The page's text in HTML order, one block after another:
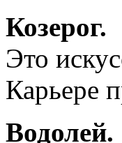
Козерог.
Это
Карьере
Водолей.